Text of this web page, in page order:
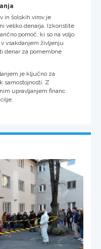
in šolskih virov je
veliko denarja. Izkoristite
pomoč, ki so na voljo.
vsakdanjem življenju
denar za pomembne
je ključno za
samostojnosti. Z
upravljanjem financ